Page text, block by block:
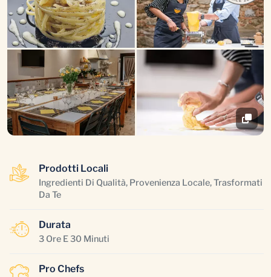
Prodotti Locali
Ingredienti Di Qualità, Provenienza Locale, Trasformati
Da Te
Durata
3 Ore E 30 Minuti
Pro Chefs